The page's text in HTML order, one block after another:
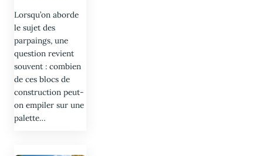
Lorsqu’on aborde
le sujet des
parpaings, une
question revient
souvent : combien
de ces blocs de
construction peut-
on empiler sur une
palette…